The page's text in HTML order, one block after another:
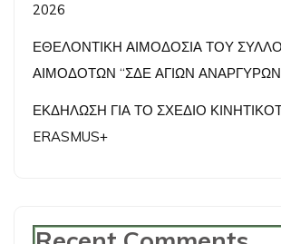
2026
ΕΘΕΛΟΝΤΙΚΗ ΑΙΜΟΔΟΣΙΑ ΤΟΥ
ΑΙΜΟΔΟΤΩΝ “ΣΔΕ ΑΓΙΩΝ
ΕΚΔΗΛΩΣΗ ΓΙΑ ΤΟ ΣΧΕΔΙΟ
ERASMUS+